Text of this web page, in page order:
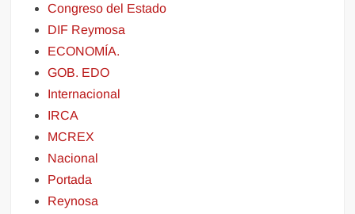
Congreso del Estado
DIF Reymosa
ECONOMÍA.
GOB. EDO
Internacional
IRCA
MCREX
Nacional
Portada
Reynosa